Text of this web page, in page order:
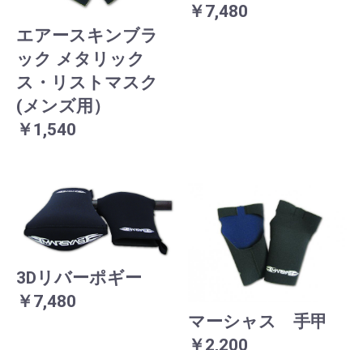
エアースキンブラ
ック メタリック
ス・リストマスク
(メンズ用）
￥1,540
￥7,480
3Dリバーポギー
￥7,480
マーシャス 手甲
￥2,200